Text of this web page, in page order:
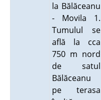
la Bălăceanu
- Movila 1.
Tumulul se
află la cca
750 m nord
de satul
Bălăceanu
pe terasa